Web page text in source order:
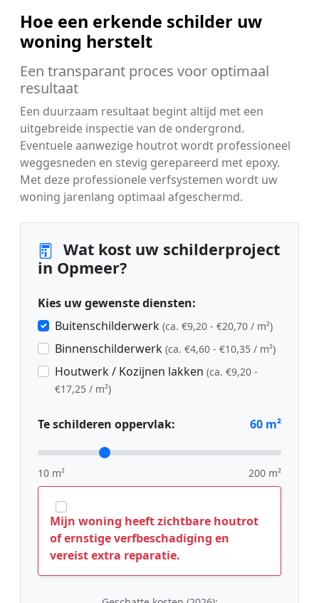
Hoe een erkende schilder uw
woning herstelt
Een transparant proces voor optimaal
resultaat
Een duurzaam resultaat begint altijd met een
uitgebreide inspectie van de ondergrond.
Eventuele aanwezige houtrot wordt professioneel
weggesneden en stevig gerepareerd met epoxy.
Met deze professionele verfsystemen wordt uw
woning jarenlang optimaal afgeschermd.
Wat kost uw schilderproject
in Opmeer?
Kies uw gewenste diensten:
Buitenschilderwerk (ca. €9,20 - €20,70 / m²)
Binnenschilderwerk (ca. €4,60 - €10,35 / m²)
Houtwerk / Kozijnen lakken (ca. €9,20 -
€17,25 / m²)
Te schilderen oppervlak: 60 m²
10 m² 200 m²
Mijn woning heeft zichtbare houtrot
of ernstige verfbeschadiging en
vereist extra reparatie.